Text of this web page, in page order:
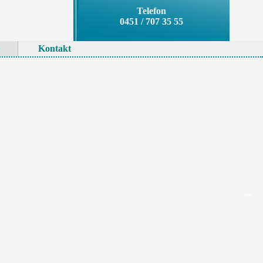
Telefon
0451 / 707 35 55
Kontakt